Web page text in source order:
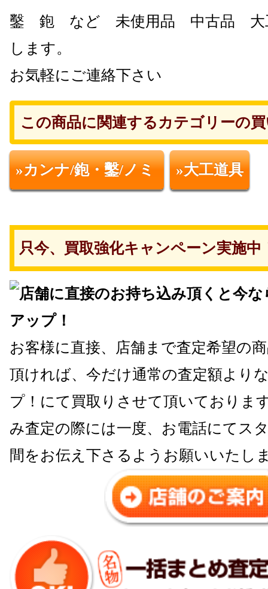
鑿 鉋 など 未使用品 中古品 大
します。
お気軽にご連絡下さい
この商品に関連するカテゴリーの
»カンナ/鉋・鑿/ノミ »大工道具
只今、買取強化キャンペーン実施中
お客様に直接、店舗まで査定希望の
頂ければ、今だけ通常の査定額より
プ！にて買取りさせて頂いておりま
み査定の際には一度、お電話にてス
間をお伝え下さるようお願いいたし